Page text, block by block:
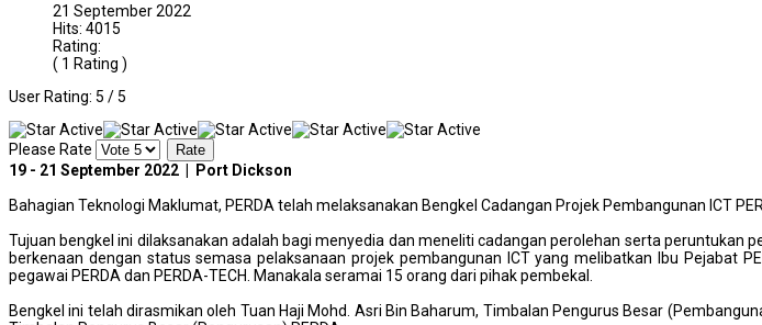
21 September 2022
Hits: 4015
Rating:
( 1 Rating )
User Rating: 5 /5
Please Rate
19 - 21 September 2022 | Port Dickson
Bahagian Teknologi Maklumat, PERDA telah melaksanakan Bengkel Cadangan Projek Pembangunan ICT
Tujuan bengkel ini dilaksanakan adalah bagi menyedia dan meneliti cadangan perolehan serta peruntukan
berkenaan dengan status semasa pelaksanaan projek pembangunan ICT yang melibatkan Ibu Pejabat
pegawai PERDA dan PERDA-TECH. Manakala seramai 15 orang dari pihak pembekal.
Bengkel ini telah dirasmikan oleh Tuan Haji Mohd. Asri Bin Baharum, Timbalan Pengurus Besar